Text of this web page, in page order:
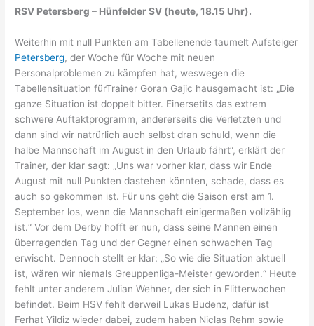
RSV Petersberg – Hünfelder SV (heute, 18.15 Uhr).
Weiterhin mit null Punkten am Tabellenende taumelt Aufsteiger
Petersberg, der Woche für Woche mit neuen
Personalproblemen zu kämpfen hat, weswegen die
Tabellensituation fürTrainer Goran Gajic hausgemacht ist: „Die
ganze Situation ist doppelt bitter. Einersetits das extrem
schwere Auftaktprogramm, andererseits die Verletzten und
dann sind wir natrürlich auch selbst dran schuld, wenn die
halbe Mannschaft im August in den Urlaub fährt“, erklärt der
Trainer, der klar sagt: „Uns war vorher klar, dass wir Ende
August mit null Punkten dastehen könnten, schade, dass es
auch so gekommen ist. Für uns geht die Saison erst am 1.
September los, wenn die Mannschaft einigermaßen vollzählig
ist.“ Vor dem Derby hofft er nun, dass seine Mannen einen
überragenden Tag und der Gegner einen schwachen Tag
erwischt. Dennoch stellt er klar: „So wie die Situation aktuell
ist, wären wir niemals Greuppenliga-Meister geworden.“ Heute
fehlt unter anderem Julian Wehner, der sich in Flitterwochen
befindet. Beim HSV fehlt derweil Lukas Budenz, dafür ist
Ferhat Yildiz wieder dabei, zudem haben Niclas Rehm sowie